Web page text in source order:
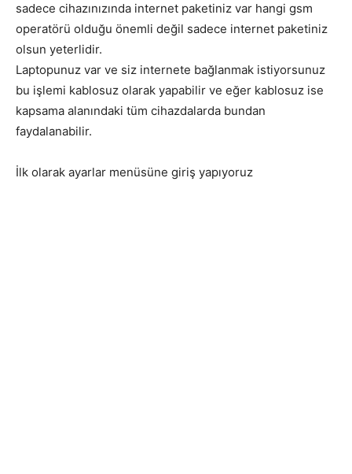
sadece cihazınızında internet paketiniz var hangi gsm
operatörü olduğu önemli değil sadece internet paketiniz
olsun yeterlidir.
Laptopunuz var ve siz internete bağlanmak istiyorsunuz
bu işlemi kablosuz olarak yapabilir ve eğer kablosuz ise
kapsama alanındaki tüm cihazdalarda bundan
faydalanabilir.
İlk olarak ayarlar menüsüne giriş yapıyoruz